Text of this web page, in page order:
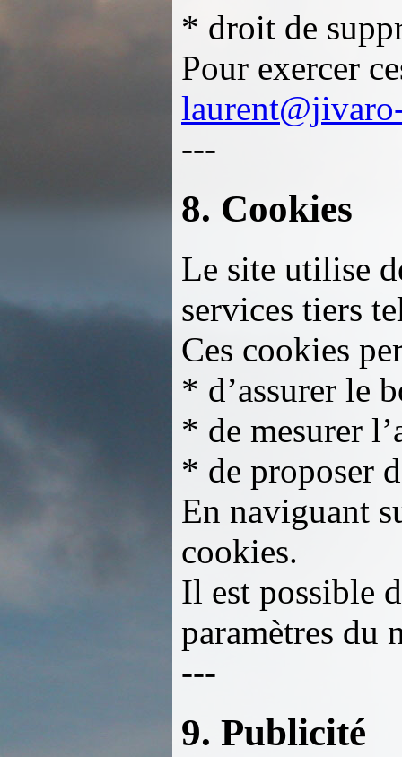
* droit de
Pour exercer
---
8. Cookies
Le site utilise
services tiers
Ces cookies
* d’assurer le
* de mesurer
* de proposer
En naviguant
cookies.
Il est possible
paramètres du
---
9. Publicité